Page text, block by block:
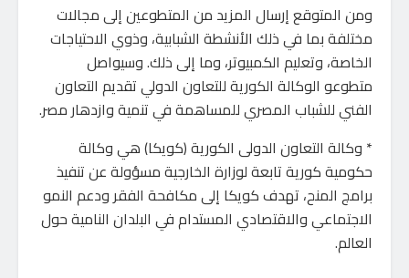
ومن المتوقع إرسال المزيد من المتطوعين إلى مجالات
مختلفة بما في ذلك الأنشطة الشبابية، وذوي الاحتياجات
الخاصة، وتعليم الكمبيوتر، وما إلى ذلك. وسيواصل
متطوعو الوكالة الكورية للتعاون الدولي تقديم التعاون
الفني للشباب المصري للمساهمة في تنمية وازدهار مصر.
* وكالة التعاون الدولى الكورية (كويكا) هي وكالة
حكومية كورية تابعة لوزارة الخارجية مسؤولة عن تنفيذ
برامج المنح، تهدف كويكا إلى مكافحة الفقر ودعم النمو
الاجتماعي والاقتصادي المستدام في البلدان النامية حول
العالم.